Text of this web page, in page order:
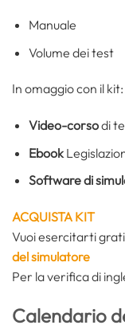
Manuale
Volume dei test
In omaggio con il kit:
Video-corsodi
Ebook
Software di
ACQUISTA KIT
Vuoi esercitarti
del simulatore
Per la verifica di
Calendario